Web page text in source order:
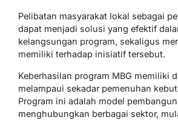
Pelibatan masyarakat lokal sebagai
dapat menjadi solusi yang efektif
kelangsungan program, sekaligus
memiliki terhadap inisiatif tersebut.
Keberhasilan program MBG memiliki
melampaui sekadar pemenuhan
Program ini adalah model
menghubungkan berbagai sektor,